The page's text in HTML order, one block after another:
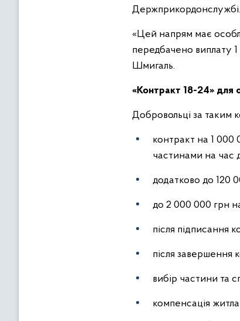
Держприкордонслужбі.
«Цей напрям має
передбачено виплату
Шмигаль.
«Контракт 18-24» для
Добровольці за таким
контракт на 1 000
частинами на час
додатково до 120
до 2 000 000 грн
після підписання
після завершення
вибір частини та
компенсація